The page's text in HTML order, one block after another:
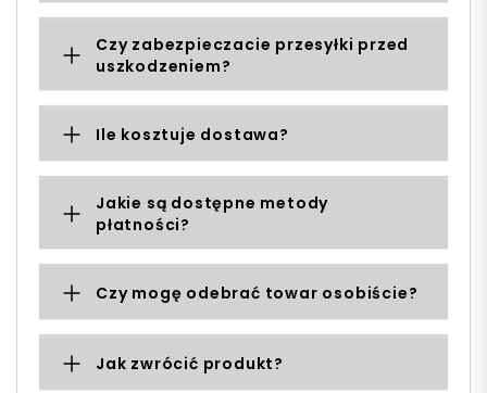
Czy zabezpieczacie przesyłki przed
uszkodzeniem?
Ile kosztuje dostawa?
Jakie są dostępne metody
płatności?
Czy mogę odebrać towar osobiście?
Jak zwrócić produkt?